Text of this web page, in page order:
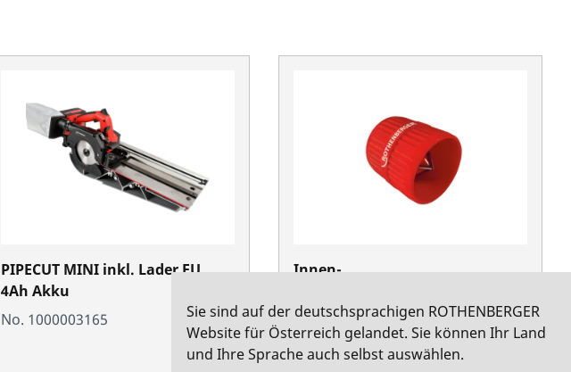
PIPECUT MINI inkl. Lader EU,
4Ah Akku
No. 1000003165
Innen-
36mm
No. 11006
Sie sind auf der deutschsprachigen ROTHENBERGER
Website für Österreich gelandet. Sie können Ihr Land
und Ihre Sprache auch selbst auswählen.